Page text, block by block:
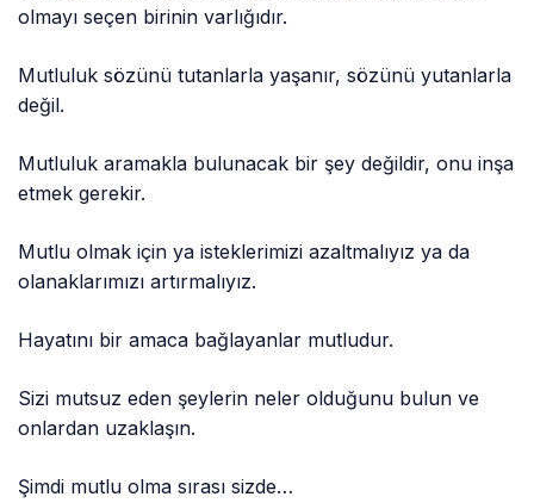
olmayı seçen birinin varlığıdır.
Mutluluk sözünü tutanlarla yaşanır, sözünü yutanlarla
değil.
Mutluluk aramakla bulunacak bir şey değildir, onu inşa
etmek gerekir.
Mutlu olmak için ya isteklerimizi azaltmalıyız ya da
olanaklarımızı artırmalıyız.
Hayatını bir amaca bağlayanlar mutludur.
Sizi mutsuz eden şeylerin neler olduğunu bulun ve
onlardan uzaklaşın.
Şimdi mutlu olma sırası sizde…